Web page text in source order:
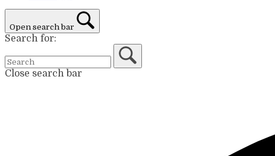
Open search bar
Search for:
Close search bar